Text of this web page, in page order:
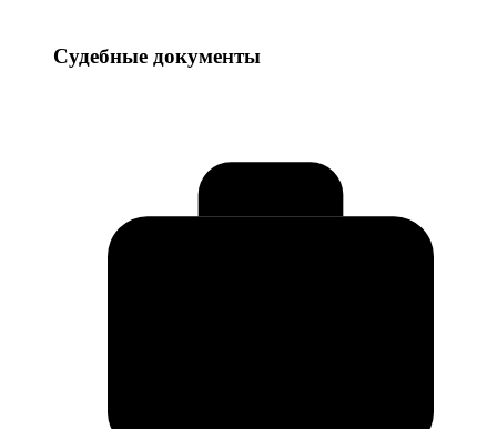
Судебные
Судебные документы